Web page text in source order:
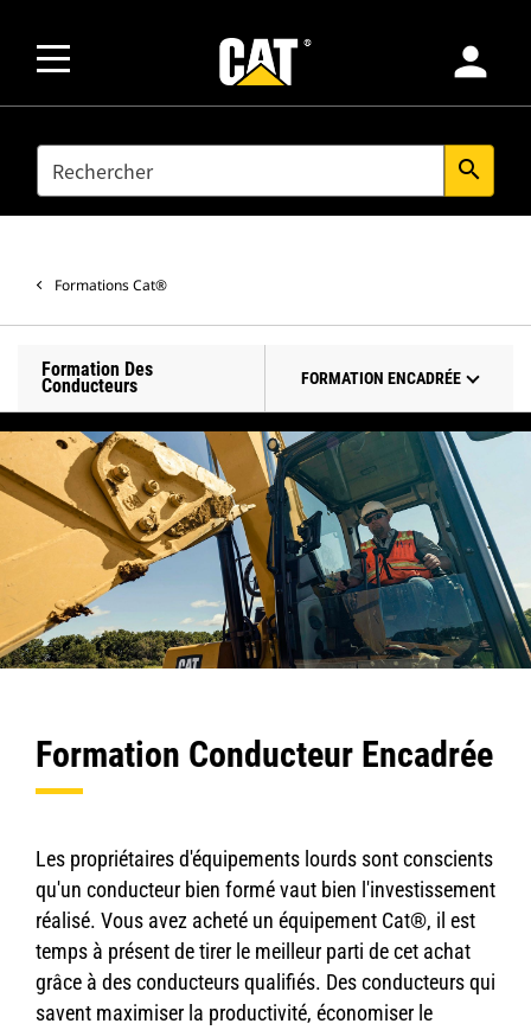
person
SEARCH search
Formations Cat®
Formation Des
Conducteurs FORMATION ENCADRÉE
Formation Conducteur Encadrée
Les propriétaires d'équipements lourds sont conscients
qu'un conducteur bien formé vaut bien l'investissement
réalisé. Vous avez acheté un équipement Cat®, il est
temps à présent de tirer le meilleur parti de cet achat
grâce à des conducteurs qualifiés. Des conducteurs qui
savent maximiser la productivité, économiser le